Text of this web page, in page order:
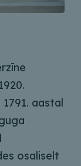
aastal
osaliselt